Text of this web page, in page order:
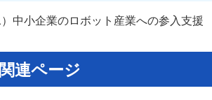
）中小企業のロボット産業への参入支
関連ページ